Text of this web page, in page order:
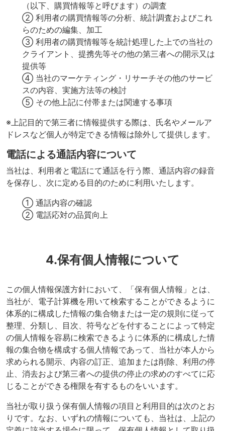
（以下、購買情報等と呼びます）の調査
② 利用者の購買情報等の分析、統計調査およびこれ
らのための編集、加工
③ 利用者の購買情報等を統計処理した上での当社の
クライアント、提携先等その他の第三者への開示又は
提供等
④ 当社のマーケティング・リサーチその他のサービ
スの内容、実施方法等の検討
⑤ その他上記に付帯または関連する事項
※上記目的で第三者に情報提供する際は、氏名やメールア
ドレスなど個人が特定できる情報は除外して提供します。
電話による通話内容について
当社は、利用者と電話にて通話を行う際、通話内容の録音
を保存し、次に定める目的のために利用いたします。
① 通話内容の確認
② 電話応対の品質向上
4.保有個人情報について
この個人情報保護方針において、「保有個人情報」とは、
当社が、電子計算機を用いて検索することができるように
体系的に構成した情報の集合物または一定の規則に従って
整理、分類し、目次、符号などを付することによって特定
の個人情報を容易に検索できるように体系的に構成した情
報の集合物を構成する個人情報であって、当社が本人から
求められる開示、内容の訂正、追加または削除、利用の停
止、消去および第三者への提供の停止の求めのすべてに応
じることができる権限を有するものをいいます。
当社が取り扱う保有個人情報の項目と利用目的は次のとお
りです。なお、いずれの情報についても、当社は、上記の